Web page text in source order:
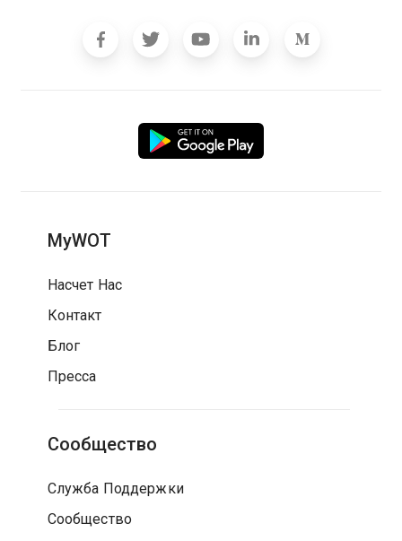
MyWOT
Насчет Нас
Контакт
Блог
Пресса
Сообщество
Служба Поддержки
Сообщество